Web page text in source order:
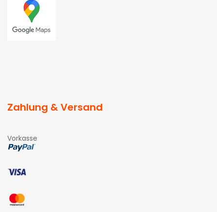
Zahlung & Versand
Vorkasse